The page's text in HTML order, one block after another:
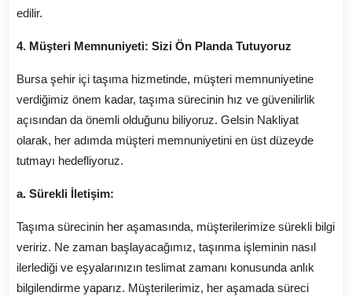
edilir.
4. Müşteri Memnuniyeti: Sizi Ön Planda Tutuyoruz
Bursa şehir içi taşıma hizmetinde, müşteri memnuniyetine
verdiğimiz önem kadar, taşıma sürecinin hız ve güvenilirlik
açısından da önemli olduğunu biliyoruz. Gelsin Nakliyat
olarak, her adımda müşteri memnuniyetini en üst düzeyde
tutmayı hedefliyoruz.
a. Sürekli İletişim:
Taşıma sürecinin her aşamasında, müşterilerimize sürekli bilgi
veririz. Ne zaman başlayacağımız, taşınma işleminin nasıl
ilerlediği ve eşyalarınızın teslimat zamanı konusunda anlık
bilgilendirme yaparız. Müşterilerimiz, her aşamada süreci